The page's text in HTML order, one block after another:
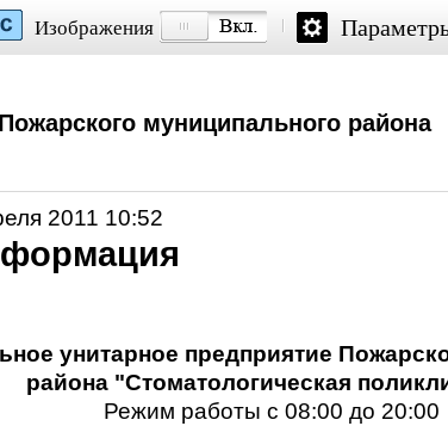
Изображения
муниципального района
2011 10:52
унитарное предприятие
района "Стоматологическая
Режим работы с 08:00 до 20:00